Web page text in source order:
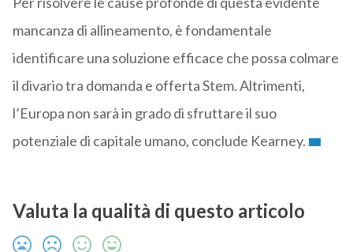
mancanza di allineamento, è fondamentale
identificare una soluzione efficace che possa colmare
il divario tra domanda e offerta Stem. Altrimenti,
l’Europa non sarà in grado di sfruttare il suo
potenziale di capitale umano, conclude Kearney.
Valuta la qualità di questo articolo